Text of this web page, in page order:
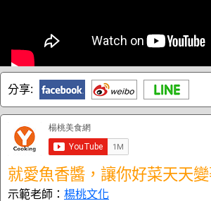
分享:
就愛魚香醬，讓你好菜天天
示範老師： 楊桃文化